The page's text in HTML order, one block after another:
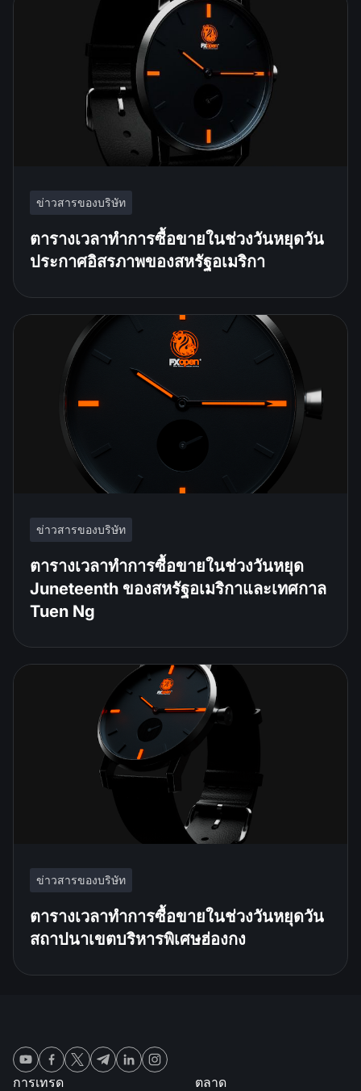
ข่าวสารของบริษัท
ตารางเวลาทำการซื้อขายในช่วงวันหยุดวัน
ประกาศอิสรภาพของสหรัฐอเมริกา
ข่าวสารของบริษัท
ตารางเวลาทำการซื้อขายในช่วงวันหยุด
Juneteenth ของสหรัฐอเมริกาและเทศกาล
Tuen Ng
ข่าวสารของบริษัท
ตารางเวลาทำการซื้อขายในช่วงวันหยุดวัน
สถาปนาเขตบริหารพิเศษฮ่องกง
การเทรด ตลาด